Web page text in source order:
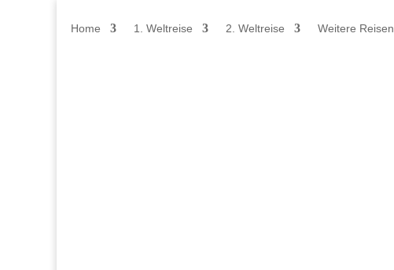
Home 1. Weltreise 2. Weltreise Weitere Reisen